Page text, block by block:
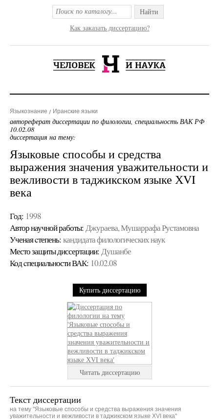
Найти
Как заказать диссертацию?
Языкознание Иранские языки
автореферат диссертации по филологии, специальность ВАК РФ
10.02.08
диссертация на тему:
Языковые способы и средства
выражения значения уважительности и
вежливости в таджикском языке ХVI
века
Год: 1998
Автор научной работы: Джураева, Мушаррафа Рустамовна
Ученая cтепень: кандидата филологических наук
Место защиты диссертации: Душанбе
Код cпециальности ВАК: 10.02.08
Купить диссертацию
Читать диссертацию
Текст диссертации
на тему "Языковые способы и средства выражения значения
уважительности и вежливости в таджикском языке ХVI века"